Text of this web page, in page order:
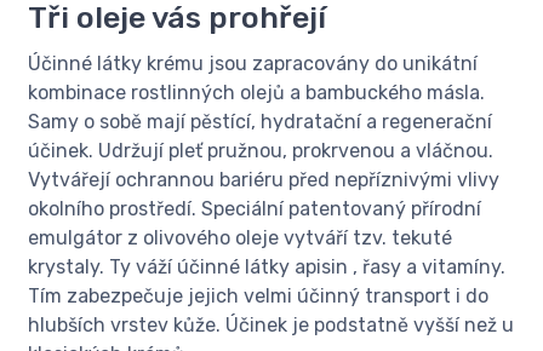
Tři oleje vás prohřejí
Účinné látky krému jsou zapracovány do unikátní
kombinace rostlinných olejů a bambuckého másla.
Samy o sobě mají pěstící, hydratační a regenerační
účinek. Udržují pleť pružnou, prokrvenou a vláčnou.
Vytvářejí ochrannou bariéru před nepříznivými vlivy
okolního prostředí. Speciální patentovaný přírodní
emulgátor z olivového oleje vytváří tzv. tekuté
krystaly. Ty váží účinné látky apisin , řasy a vitamíny.
Tím zabezpečuje jejich velmi účinný transport i do
hlubších vrstev kůže. Účinek je podstatně vyšší než u